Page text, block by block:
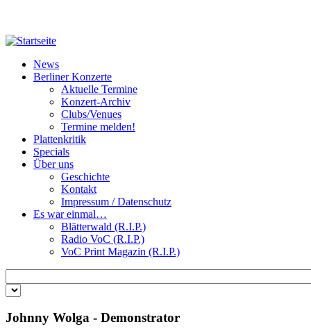
News
Berliner Konzerte
Aktuelle Termine
Konzert-Archiv
Clubs/Venues
Termine melden!
Plattenkritik
Specials
Über uns
Geschichte
Kontakt
Impressum / Datenschutz
Es war einmal…
Blätterwald (R.I.P.)
Radio VoC (R.I.P.)
VoC Print Magazin (R.I.P.)
Johnny Wolga - Demonstrator